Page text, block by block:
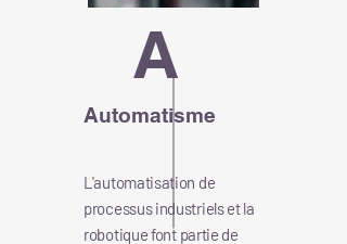
A
Automatisme
L'automatisation de
processus industriels et la
robotique font partie de